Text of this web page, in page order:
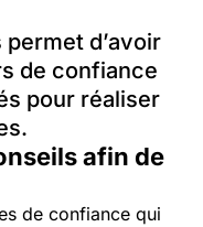
d’avoir
de confiance
pour réaliser
afin de
de confiance qui